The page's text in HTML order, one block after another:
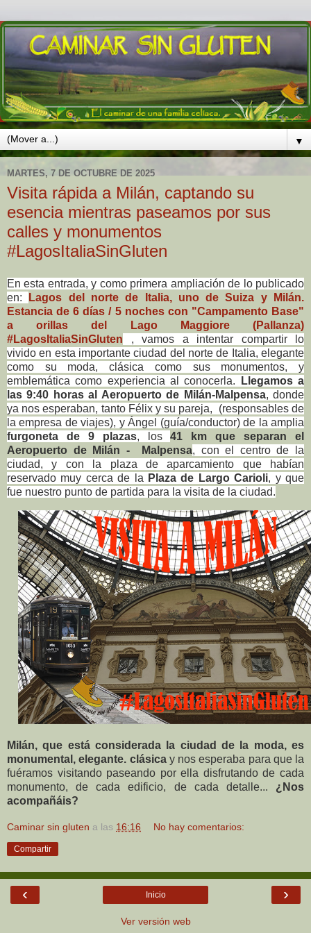
▼
MARTES, 7 DE OCTUBRE DE 2025
Visita rápida a Milán, captando su
esencia mientras paseamos por sus
calles y monumentos
#LagosItaliaSinGluten
En esta entrada, y como primera ampliación de lo publicado
en:
Lagos del norte de Italia, uno de Suiza y Milán.
Estancia de 6 días / 5 noches con "Campamento Base"
a orillas del Lago Maggiore (Pallanza)
#LagosItaliaSinGluten , vamos a intentar compartir lo
vivido en esta importante ciudad del norte de Italia, elegante
como su moda, clásica como sus monumentos, y
emblemática como experiencia al conocerla.
Llegamos a
las9:40 horas al Aeropuerto de Milán-Malpensa, donde
ya nos esperaban, tanto Félix y su pareja, (responsables de
la empresa de viajes), y Ángel (guía/conductor) de la amplia
furgoneta de 9 plazas, los41 km que separan el
Aeropuerto de Milán - Malpensa, con el centro de la
ciudad, y con la plaza de aparcamiento que habían
reservado muy cerca de la Plaza de Largo Carioli, y que
fue nuestro punto de partida para la visita de la ciudad.
Milán, que está considerada la ciudad de la moda, es
monumental, elegante. clásicay nos esperaba para que la
fuéramos visitando paseando por ella disfrutando de cada
monumento, de cada edificio, de cada detalle... ¿Nos
acompañáis?
Caminar sin gluten a las 16:16 No hay comentarios:
Compartir
‹ ›
Inicio
Ver versión web